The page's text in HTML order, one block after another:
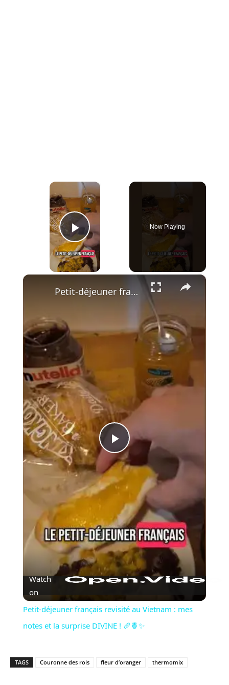
×
Play Video
Now Playing
×
Play
Video
Petit-déjeuner français revisité au Vietnam : mes notes et la surprise DIVINE ! 🥖🍍✨
Watch
on
Petit-déjeuner français revisité au Vietnam : mes
notes et la surprise DIVINE ! 🥖🍍✨
TAGS Couronne des rois fleur d’oranger thermomix